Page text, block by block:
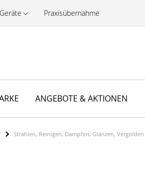
Praxisübernahme
ANGEBOTE & AKTIONEN
Strahlen, Reinigen, Dampfen, Glänzen, Vergolden